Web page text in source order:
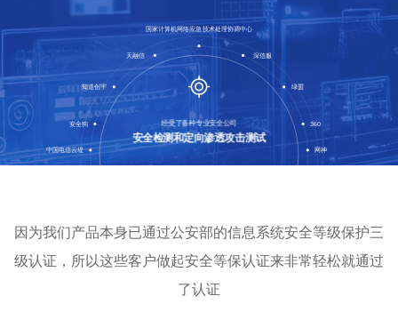
中国电信云堤
安全狗
知道创宇
天融信
国家计算机网络应急技术处理协调中心
深信服
绿盟
360
网神
协会门户网站解决方案
经受了各种专业安全公司
安全检测和定向渗透攻击测试
因为我们产品本身已通过公安部的信息系统安全等级保护三
级认证，所以这些客户做起安全等保认证来非常轻松就通过
了认证